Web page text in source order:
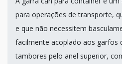
para operações de transporte,
e que não necessitem
facilmente acoplado aos garfos
tambores pelo anel superior,